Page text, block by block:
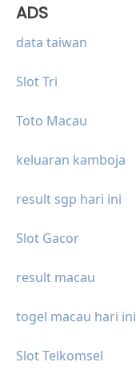
ADS
data taiwan
Slot Tri
Toto Macau
keluaran kamboja
result sgp hari ini
Slot Gacor
result macau
togel macau hari ini
Slot Telkomsel